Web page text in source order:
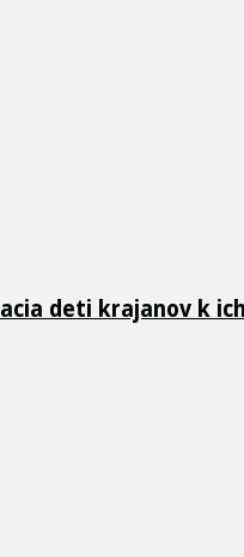
deti krajanov k